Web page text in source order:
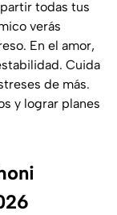
todas tus
verás
En el amor,
Cuida
de más.
y lograr planes